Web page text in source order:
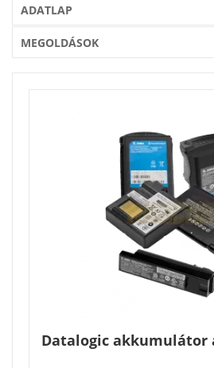
ADATLAP
MEGOLDÁSOK
Datalogic